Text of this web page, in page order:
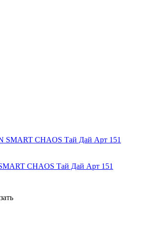
CHAOS Тай Дай Арт 151